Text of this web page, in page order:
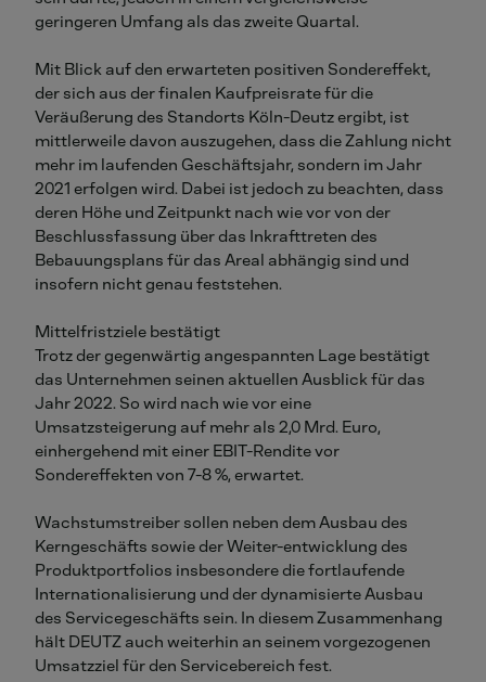
geringeren Umfang als das zweite Quartal.
Mit Blick auf den erwarteten positiven Sondereffekt,
der sich aus der finalen Kaufpreisrate für die
Veräußerung des Standorts Köln-Deutz ergibt, ist
mittlerweile davon auszugehen, dass die Zahlung nicht
mehr im laufenden Geschäftsjahr, sondern im Jahr
2021 erfolgen wird. Dabei ist jedoch zu beachten, dass
deren Höhe und Zeitpunkt nach wie vor von der
Beschlussfassung über das Inkrafttreten des
Bebauungsplans für das Areal abhängig sind und
insofern nicht genau feststehen.
Mittelfristziele bestätigt
Trotz der gegenwärtig angespannten Lage bestätigt
das Unternehmen seinen aktuellen Ausblick für das
Jahr 2022. So wird nach wie vor eine
Umsatzsteigerung auf mehr als 2,0 Mrd. Euro,
einhergehend mit einer EBIT-Rendite vor
Sondereffekten von 7-8 %, erwartet.
Wachstumstreiber sollen neben dem Ausbau des
Kerngeschäfts sowie der Weiter-entwicklung des
Produktportfolios insbesondere die fortlaufende
Internationalisierung und der dynamisierte Ausbau
des Servicegeschäfts sein. In diesem Zusammenhang
hält DEUTZ auch weiterhin an seinem vorgezogenen
Umsatzziel für den Servicebereich fest.